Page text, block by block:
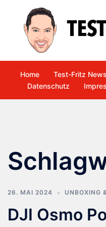
springen
Home Test-Fritz News
Datenschutz
26. MAI 2024 UNBOXING
DJI Osmo